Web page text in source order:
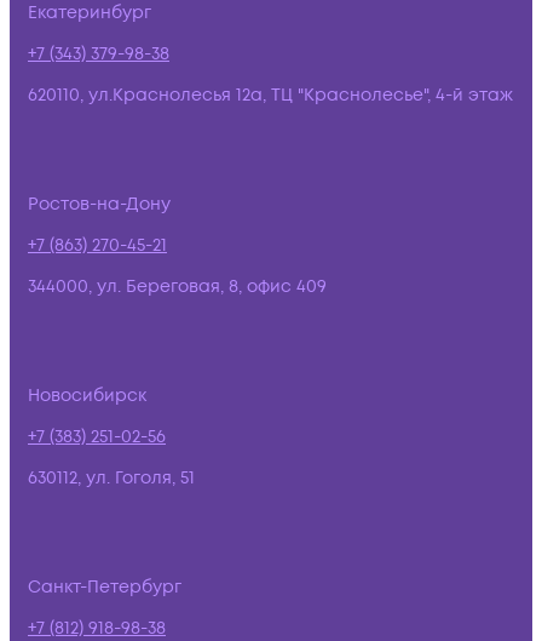
Екатеринбург
+7 (343) 379-98-38
620110, ул.Краснолесья 12а, ТЦ "Краснолесье", 4-й этаж
Ростов-на-Дону
+7 (863) 270-45-21
344000, ул. Береговая, 8, офис 409
Новосибирск
+7 (383) 251-02-56
630112, ул. Гоголя, 51
Санкт-Петербург
+7 (812) 918-98-38